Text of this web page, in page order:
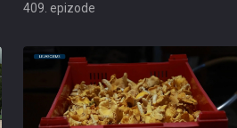
409. epizode